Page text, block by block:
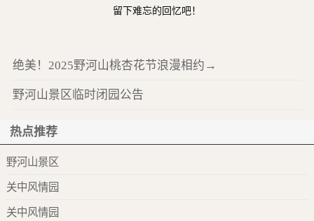
留下难忘的回忆吧！
绝美！2025野河山桃杏花节浪漫相约→
野河山景区临时闭园公告
热点推荐
野河山景区
关中风情园
关中风情园